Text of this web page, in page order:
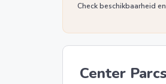
Check beschikbaarheid
Center